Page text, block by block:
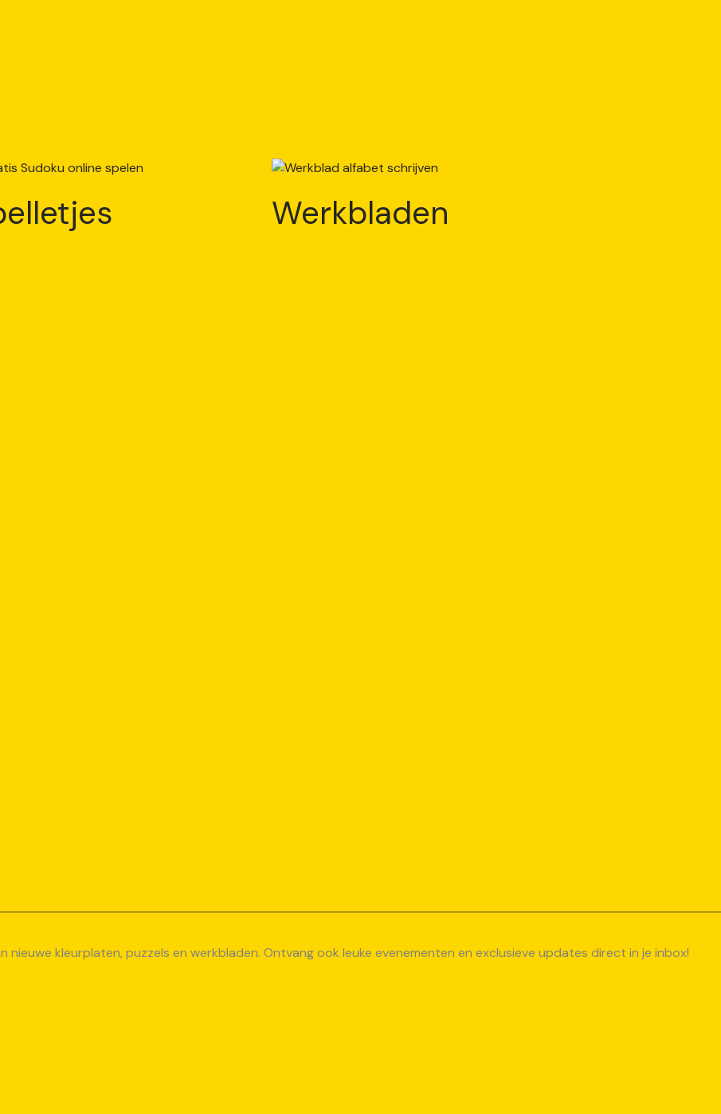
Werkbladen
kleurplaten, puzzels en werkbladen. Ontvang ook leuke evenementen en exclusieve updates direct in je inbox!